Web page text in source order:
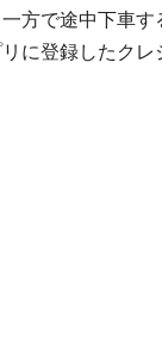
方で途中下車
に登録したクレ